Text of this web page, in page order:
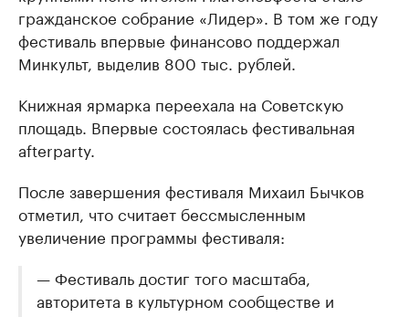
гражданское собрание «Лидер». В том же году
фестиваль впервые финансово поддержал
Минкульт, выделив 800 тыс. рублей.
Книжная ярмарка переехала на Советскую
площадь. Впервые состоялась фестивальная
afterparty.
После завершения фестиваля Михаил Бычков
отметил, что считает бессмысленным
увеличение программы фестиваля:
— Фестиваль достиг того масштаба,
авторитета в культурном сообществе и